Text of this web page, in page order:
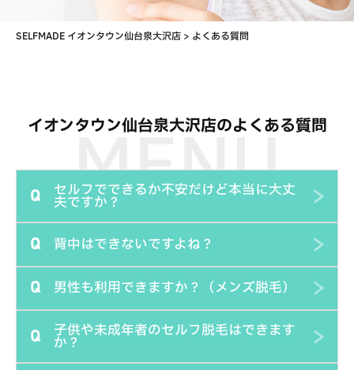
SELFMADE イオンタウン仙台泉大沢店 > よくある質問
イオンタウン仙台泉大沢店のよくある質問
Q セルフでできるか不安だけど本当に大丈
夫ですか？
脱毛マシンの操作はとても簡単なので大丈夫です。初回に
す。途中でわからないことがあれば、いつでもスタッフを
ます。
Q 背中はできないですよね？
手の届かない背中は別途1,100円でスタッフがお手伝いい
い。友達同士やパートナーと2人で入室して背中を施術し
てもらうこともできます。
Q 男性も利用できますか？（メンズ脱毛）
当店は男性も女性も料金変わらずご利用可能です。男性も
美を追究する時代なので、男性もぜひご利用ください。
Q 子供や未成年者のセルフ脱毛はできます
か？